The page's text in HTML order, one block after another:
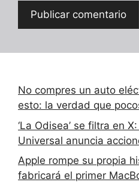
No compres un auto
esto: la verdad que
‘La Odisea’ se filtra en
Universal anuncia
Apple rompe su propia
fabricará el primer